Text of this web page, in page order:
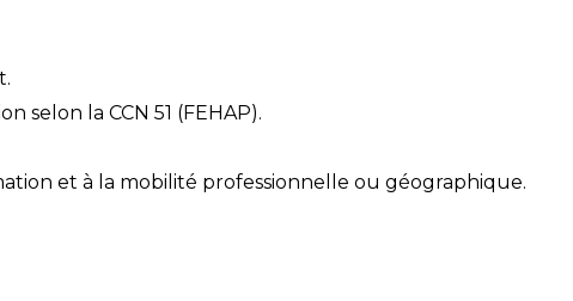
selon la CCN 51 (FEHAP).
et à la mobilité professionnelle ou géographique.